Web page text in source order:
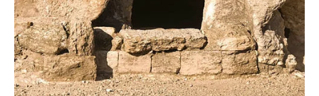
odlukama. U svijetu punom neizvjesnosti, najvažnija stvar koju
su naučili je da život ide dalje, bez obzira na sve izazove i
prepreke na koje nailazimo. Ova priča nas također podsjeća
da su svi naši putevi isprepleteni i da svaka odluka koju
donesemo oblikuje ne samo naš život, već i živote onih oko